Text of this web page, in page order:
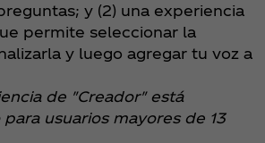
y (2) una experiencia
permite seleccionar la
y luego agregar tu voz a
de "Creador" está
usuarios mayores de 13